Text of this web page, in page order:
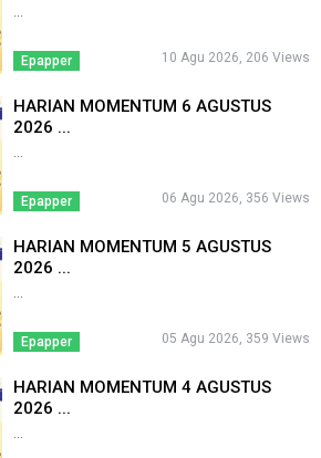
...
Epapper 10 Agu 2026, 206 Views
HARIAN MOMENTUM 6 AGUSTUS
2026 ...
...
Epapper 06 Agu 2026, 356 Views
HARIAN MOMENTUM 5 AGUSTUS
2026 ...
...
Epapper 05 Agu 2026, 359 Views
HARIAN MOMENTUM 4 AGUSTUS
2026 ...
...